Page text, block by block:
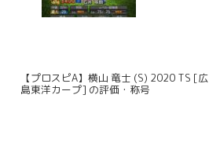
【プロスピA】横山 竜士 (S) 2020 TS [広
島東洋カープ] の評価・称号